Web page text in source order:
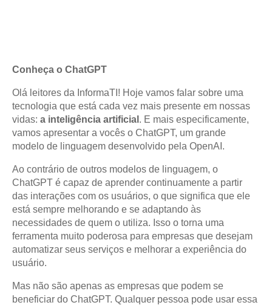
Conheça o ChatGPT
Olá leitores da InformaTI! Hoje vamos falar sobre uma
tecnologia que está cada vez mais presente em nossas
vidas: a inteligência artificial . E mais especificamente,
vamos apresentar a vocês o ChatGPT, um grande
modelo de linguagem desenvolvido pela OpenAI.
Ao contrário de outros modelos de linguagem, o
ChatGPT é capaz de aprender continuamente a partir
das interações com os usuários, o que significa que ele
está sempre melhorando e se adaptando às
necessidades de quem o utiliza. Isso o torna uma
ferramenta muito poderosa para empresas que desejam
automatizar seus serviços e melhorar a experiência do
usuário.
Mas não são apenas as empresas que podem se
beneficiar do ChatGPT. Qualquer pessoa pode usar essa